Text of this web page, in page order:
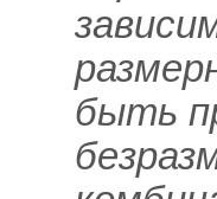
быть